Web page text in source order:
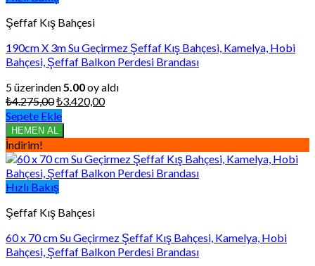
Şeffaf Kış Bahçesi
190cm X 3m Su Geçirmez Şeffaf Kış Bahçesi, Kamelya, Hobi
Bahçesi, Şeffaf Balkon Perdesi Brandası
5 üzerinden 5.00oy aldı
₺4.275,00Orijinal
fiyat:
₺4.275,00.
₺3.420,00Şu
₺3.420,00.
Sepete Ekle
HEMEN AL
İndirim!
Hızlı Bakış
Şeffaf Kış Bahçesi
60 x 70 cm Su Geçirmez Şeffaf Kış Bahçesi, Kamelya, Hobi
Bahçesi, Şeffaf Balkon Perdesi Brandası